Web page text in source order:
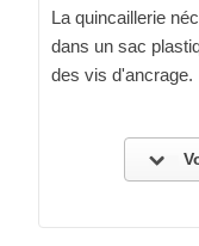
La quincaillerie
dans un sac
des vis d'ancrage.